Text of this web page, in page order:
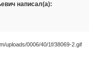
написал(а):